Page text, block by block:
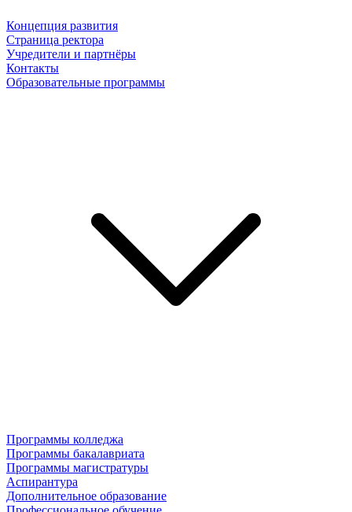
Концепция развития
Страница ректора
Учредители и партнёры
Контакты
Образовательные программы
Программы колледжа
Программы бакалавриата
Программы магистратуры
Аспирантура
Дополнительное образование